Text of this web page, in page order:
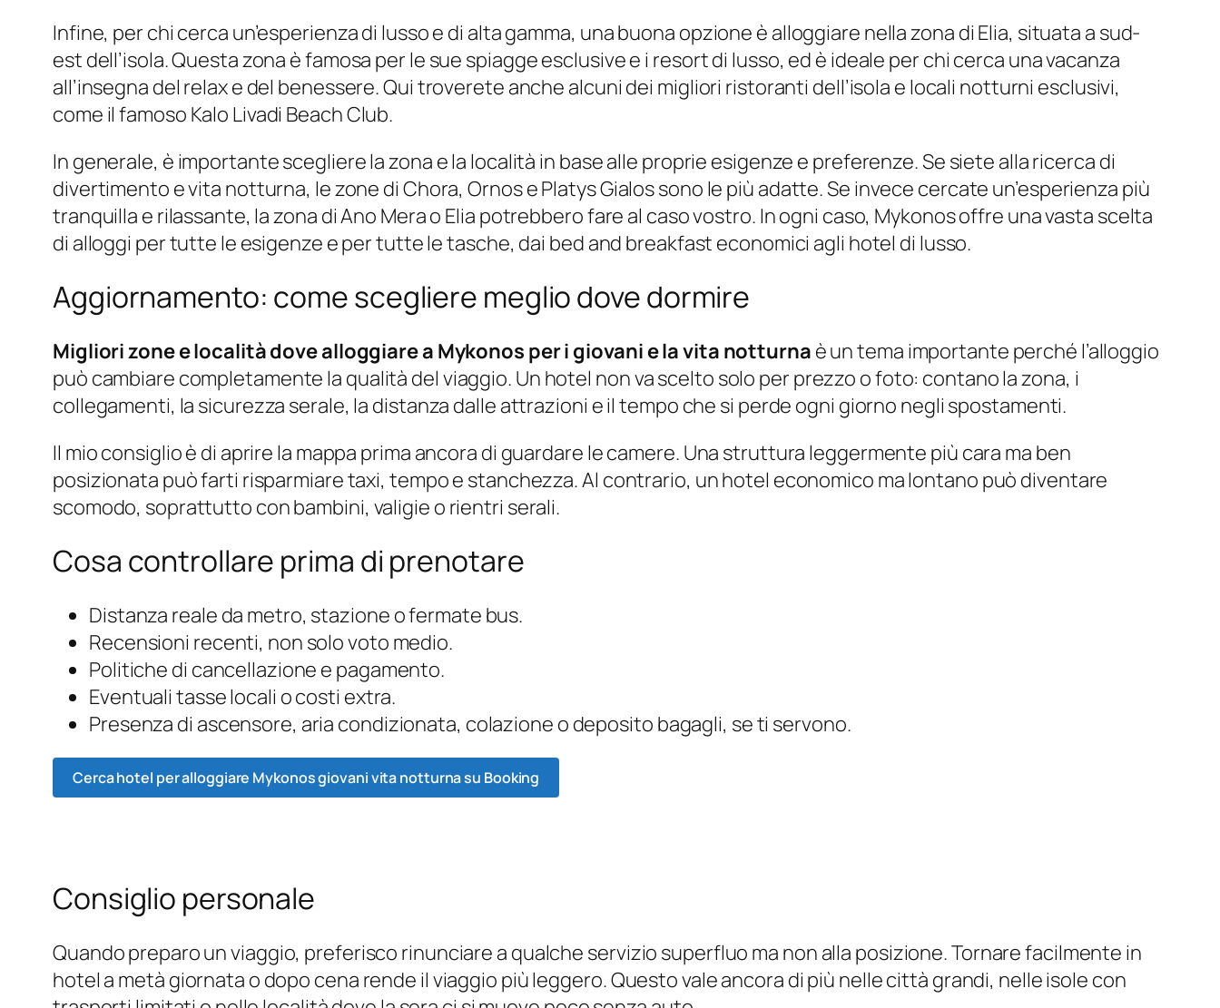
Infine, per chi cerca un’esperienza di lusso e di alta gamma, una buona opzione è alloggiare nella zona di Elia, situata a sud-
est dell’isola. Questa zona è famosa per le sue spiagge esclusive e i resort di lusso, ed è ideale per chi cerca una vacanza
all’insegna del relax e del benessere. Qui troverete anche alcuni dei migliori ristoranti dell’isola e locali notturni esclusivi,
come il famoso Kalo Livadi Beach Club.
In generale, è importante scegliere la zona e la località in base alle proprie esigenze e preferenze. Se siete alla ricerca di
divertimento e vita notturna, le zone di Chora, Ornos e Platys Gialos sono le più adatte. Se invece cercate un’esperienza più
tranquilla e rilassante, la zona di Ano Mera o Elia potrebbero fare al caso vostro. In ogni caso, Mykonos offre una vasta scelta
di alloggi per tutte le esigenze e per tutte le tasche, dai bed and breakfast economici agli hotel di lusso.
Aggiornamento: come scegliere meglio dove dormire
Migliori zone e località dove alloggiare a Mykonos per i giovani e la vita notturna è un tema importante perché l’alloggio
può cambiare completamente la qualità del viaggio. Un hotel non va scelto solo per prezzo o foto: contano la zona, i
collegamenti, la sicurezza serale, la distanza dalle attrazioni e il tempo che si perde ogni giorno negli spostamenti.
Il mio consiglio è di aprire la mappa prima ancora di guardare le camere. Una struttura leggermente più cara ma ben
posizionata può farti risparmiare taxi, tempo e stanchezza. Al contrario, un hotel economico ma lontano può diventare
scomodo, soprattutto con bambini, valigie o rientri serali.
Cosa controllare prima di prenotare
Distanza reale da metro, stazione o fermate bus.
Recensioni recenti, non solo voto medio.
Politiche di cancellazione e pagamento.
Eventuali tasse locali o costi extra.
Presenza di ascensore, aria condizionata, colazione o deposito bagagli, se ti servono.
Cerca hotel per alloggiare Mykonos giovani vita notturna su Booking
Consiglio personale
Quando preparo un viaggio, preferisco rinunciare a qualche servizio superfluo ma non alla posizione. Tornare facilmente in
hotel a metà giornata o dopo cena rende il viaggio più leggero. Questo vale ancora di più nelle città grandi, nelle isole con